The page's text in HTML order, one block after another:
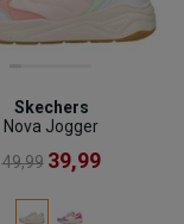
Skechers
Nova Jogger
49,99 39,99